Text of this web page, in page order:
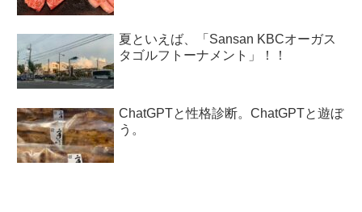
夏といえば、「Sansan KBCオーガス
タゴルフトーナメント」！！
ChatGPTと性格診断。ChatGPTと遊ぼ
う。